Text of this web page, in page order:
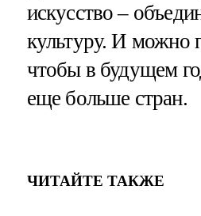
искусство –
культуру. И можно
чтобы в будущем
еще больше стран.
ЧИТАЙТЕ ТАКЖЕ